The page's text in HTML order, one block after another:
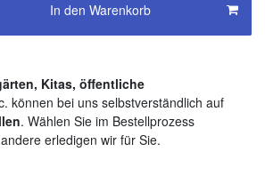
In den Warenkorb
Kitas, öffentliche
können bei uns selbstverständlich auf
. Wählen Sie im Bestellprozess
erledigen wir für Sie.